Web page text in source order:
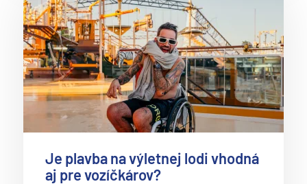
Je plavba na výletnej lodi vhodná
aj pre vozíčkárov?